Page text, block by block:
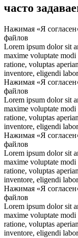
часто
Нажимая «Я
файлов
Lorem ipsum dolor sit
maxime voluptate
ratione, voluptas
inventore, eligendi
Нажимая «Я
файлов
Lorem ipsum dolor sit
maxime voluptate
ratione, voluptas
inventore, eligendi
Нажимая «Я
файлов
Lorem ipsum dolor sit
maxime voluptate
ratione, voluptas
inventore, eligendi
Нажимая «Я
файлов
Lorem ipsum dolor sit
maxime voluptate
ratione, voluptas
inventore, eligendi